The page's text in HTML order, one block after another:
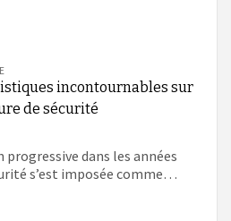
incontournables sur
de sécurité
dans les années
s’est imposée comme…